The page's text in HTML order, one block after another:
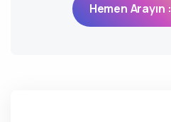
Hemen Arayın